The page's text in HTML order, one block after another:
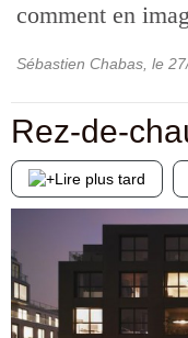
comment en
Sébastien Chabas , le
Rez-de-
Lire plus tard